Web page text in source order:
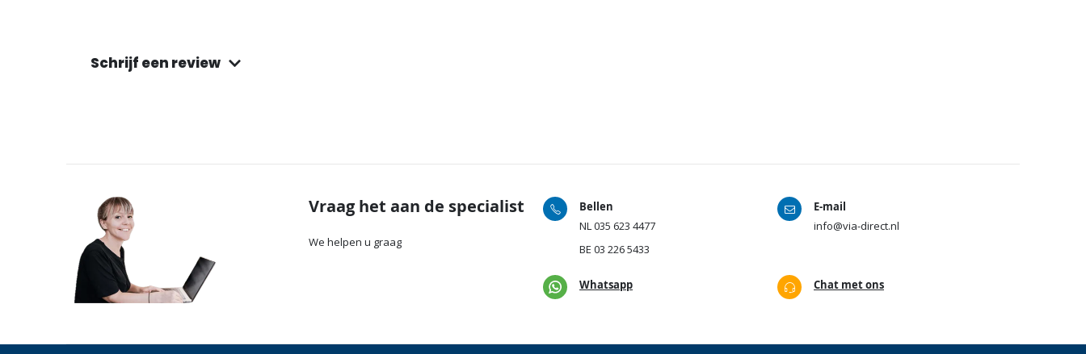
Schrijf een review
Vraag het aan de specialist
We helpen u graag
Bellen
NL035 623 4477
BE 03 226 5433
E-mail
info@via-direct.nl
Whatsapp Chat met ons